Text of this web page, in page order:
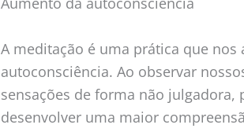
A meditação é uma prática que
autoconsciência. Ao observar
sensações de forma não
desenvolver uma maior